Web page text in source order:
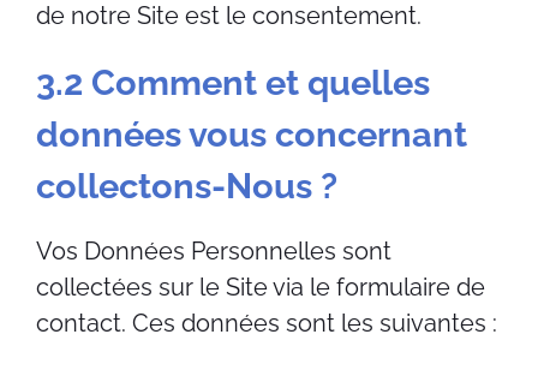
de notre Site est le consentement.
3.2 Comment et quelles
données vous concernant
collectons-Nous ?
Vos Données Personnelles sont
collectées sur le Site via le formulaire de
contact. Ces données sont les suivantes :